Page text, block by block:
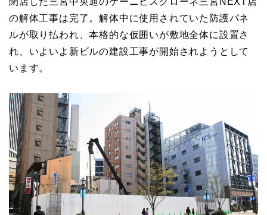
の解体工事は完了。解体中に使用されていた防護パネ
ルが取り払われ、本格的な仮囲いが敷地全体に設置さ
れ、いよいよ新ビルの建設工事が開始されようとして
います。